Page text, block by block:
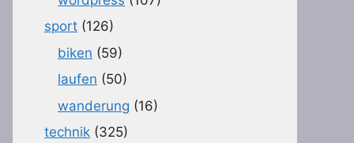
sport (126)
biken (59)
laufen (50)
wanderung (16)
technik (325)